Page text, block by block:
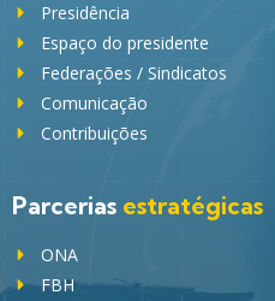
Presidência
Espaço do presidente
Federações / Sindicatos
Comunicação
Contribuições
Parcerias estratégicas
ONA
FBH